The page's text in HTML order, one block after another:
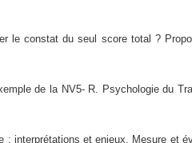
le constat du seul score total ?
de la NV5- R. Psychologie du
interprétations et enjeux. Mesure et